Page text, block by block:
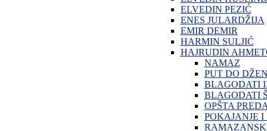
ELVEDIN PEZIĆ
ENES JULARDŽIJA
EMIR DEMIR
HARMIN SULJIĆ
HAJRUDIN
NAMAZ
PUT DO
BLAGODATI
BLAGODATI
OPŠTA
POKAJANJE I